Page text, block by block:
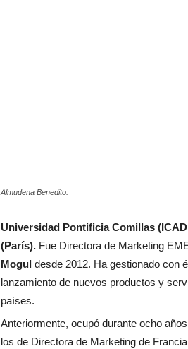
Almudena Benedito.
Universidad Pontificia Comillas
(París). Fue Directora de Marketing
Mogul desde 2012. Ha gestionado con
lanzamiento de nuevos productos y
países.
Anteriormente, ocupó durante ocho
los de Directora de Marketing de